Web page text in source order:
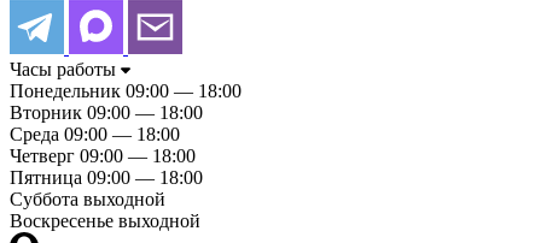
Часы работы
Понедельник 09:00 — 18:00
Вторник 09:00 — 18:00
Среда 09:00 — 18:00
Четверг 09:00 — 18:00
Пятница 09:00 — 18:00
Суббота выходной
Воскресенье выходной